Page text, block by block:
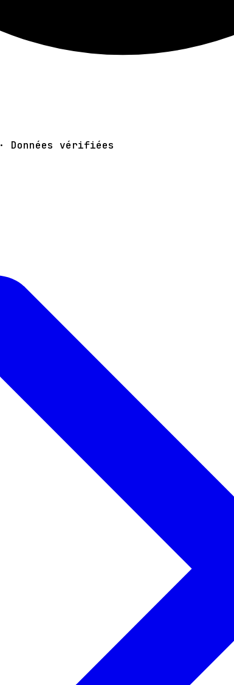
Données vérifiées